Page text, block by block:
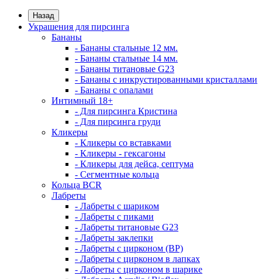
Назад
Украшения для пирсинга
Бананы
- Бананы стальные 12 мм.
- Бананы стальные 14 мм.
- Бананы титановые G23
- Бананы с инкрустированными кристаллами
- Бананы с опалами
Интимный 18+
- Для пирсинга Кристина
- Для пирсинга груди
Кликеры
- Кликеры со вставками
- Кликеры - гексагоны
- Кликеры для дейса, септума
- Сегментные кольца
Кольца BCR
Лабреты
- Лабреты с шариком
- Лабреты с пиками
- Лабреты титановые G23
- Лабреты заклепки
- Лабреты с цирконом (ВР)
- Лабреты с цирконом в лапках
- Лабреты с цирконом в шарике